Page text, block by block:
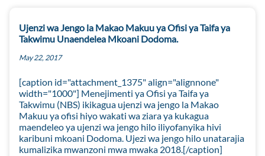
Ujenzi wa Jengo la Makao Makuu ya Ofisi ya Taifa ya
Takwimu Unaendelea Mkoani Dodoma.
May 22, 2017
[caption id="attachment_1375" align="alignnone"
width="1000"] Menejimenti ya Ofisi ya Taifa ya
Takwimu (NBS) ikikagua ujenzi wa jengo la Makao
Makuu ya ofisi hiyo wakati wa ziara ya kukagua
maendeleo ya ujenzi wa jengo hilo iliyofanyika hivi
karibuni mkoani Dodoma. Ujezi wa jengo hilo unatarajia
kumalizika mwanzoni mwa mwaka 2018.[/caption]